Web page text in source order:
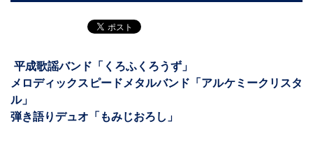
平成歌謡バンド「くろふくろうず」
メロディックスピードメタルバンド「アルケミークリスタ
ル」
弾き語りデュオ「もみじおろし」